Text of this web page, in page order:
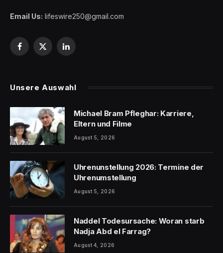
Email Us: lifeswire250@gmail.com
Facebook
X
LinkedIn
Unsere Auswahl
Michael Bram Pfleghar: Karriere,
Eltern und Filme
August 5, 2026
Uhrenunstellung 2026: Termine der
Uhrenumstellung
August 5, 2026
Naddel Todesursache: Woran starb
Nadja Abd el Farrag?
August 4, 2026